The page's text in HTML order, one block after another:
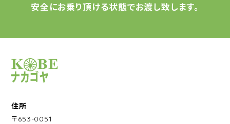
安全にお乗り頂ける状態でお渡し致します。
サイクルショップナカゴヤ
住所
〒653-0051